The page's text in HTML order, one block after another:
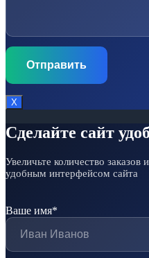
Х
Сделайте сайт
Увеличьте количество
удобным интерфейсом сайта
Ваше имя*